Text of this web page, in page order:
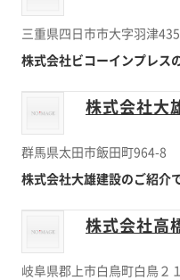
三重県四日市市大字羽津
株式会社ビコーインプレス
株式会社大
群馬県太田市飯田町964-8
株式会社大雄建設のご紹介で
株式会社高
岐阜県郡上市白鳥町白鳥２